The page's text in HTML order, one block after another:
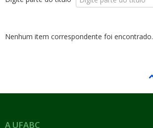
Nenhum item correspondente foi encontrado.
A UFABC